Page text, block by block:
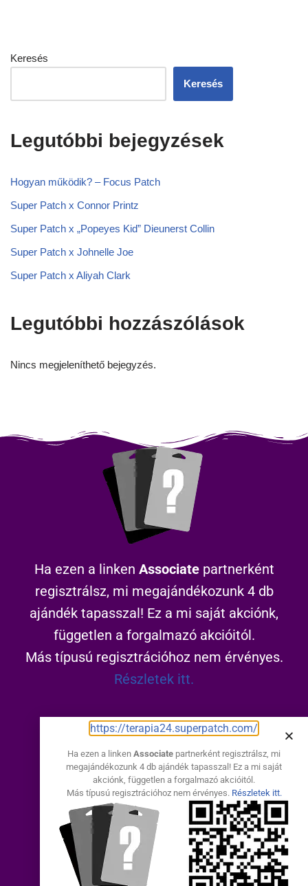
Keresés
Keresés
Legutóbbi bejegyzések
Hogyan működik? – Focus Patch
Super Patch x Connor Printz
Super Patch x „Popeyes Kid” Dieunerst Collin
Super Patch x Johnelle Joe
Super Patch x Aliyah Clark
Legutóbbi hozzászólások
Nincs megjeleníthető bejegyzés.
Ha ezen a linken Associatepartnerként
regisztrálsz, mi megajándékozunk 4 db
ajándék tapasszal! Ez a mi saját akciónk,
független a forgalmazó akcióitól.
Más típusú regisztrációhoz nem érvényes.
Részletek itt.
https://terapia24.superpatch.com/
Elakadtál?
Hívj és segítek:
+36302128776
https://terapia24.superpatch.com/
Ha ezen a linken Associate partnerként regisztrálsz, mi
megajándékozunk 4 db ajándék tapasszal! Ez a mi saját
akciónk, független a forgalmazó akcióitól.
Más típusú regisztrációhoz nem érvényes. Részletek itt.